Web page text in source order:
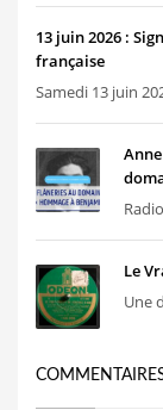
13 juin 2026 :
française
Samedi 13 juin
Le
Une